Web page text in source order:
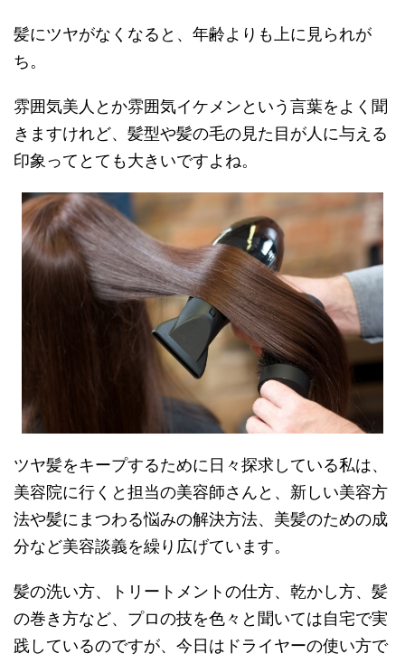
髪にツヤがなくなると、年齢よりも上に見られが
ち。
雰囲気美人とか雰囲気イケメンという言葉をよく聞
きますけれど、髪型や髪の毛の見た目が人に与える
印象ってとても大きいですよね。
ツヤ髪をキープするために日々探求している私は、
美容院に行くと担当の美容師さんと、新しい美容方
法や髪にまつわる悩みの解決方法、美髪のための成
分など美容談義を繰り広げています。
髪の洗い方、トリートメントの仕方、乾かし方、髪
の巻き方など、プロの技を色々と聞いては自宅で実
践しているのですが、今日はドライヤーの使い方で